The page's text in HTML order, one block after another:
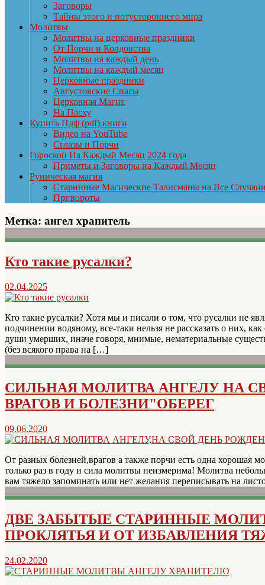
Заговоры
Тайны этого и потустороннего мира
Молитвы
Молитвы на церковные праздники
От Порчи и Колдовства
Молитвы на каждый день
Молитвы на каждый месяц
Церковные праздники
Августовские Спасы
Церковная Магия
На Пасху
Купить Пдф (pdf) книги
Видео на YouTube
Сглазы и Порчи
Гороскоп На Каждый Месяц 2024 года
Приметы и Заговоры на Каждый Месяц
Руническая магия
Старинные Магические Талисманы на Все
Привороты
Метка: ангел хранитель
Кто такие русалки?
02.04.2025
Кто такие русалки? Хотя мы и писали о том, что русалки не
подчинении водяному, все-таки нельзя не рассказать о них,
души умерших, иначе говоря, мнимые, нематериальные
(без всякого права на […]
СИЛЬНАЯ МОЛИТВА АНГЕЛУ НА
ВРАГОВ И БОЛЕЗНИ"ОБЕРЕГ
09.06.2020
От разных болезней,врагов а также порчи есть одна хорошая
только раз в году и сила молитвы неизмерима! Молитва
вам тяжело запоминать или нет желания переписывать на
ДВЕ ЗАБЫТЫЕ СТАРИННЫЕ
ПРОКЛЯТЬЯ И ОТ ИЗБАВЛЕНИЯ
24.02.2020